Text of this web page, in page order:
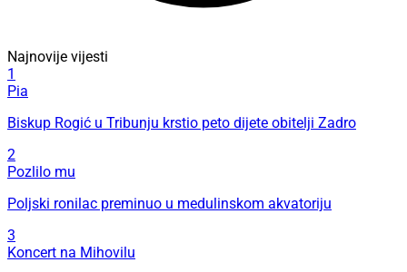
Najnovije vijesti
1
Pia
Biskup Rogić u Tribunju krstio peto dijete obitelji Zadro
2
Pozlilo mu
Poljski ronilac preminuo u medulinskom akvatoriju
3
Koncert na Mihovilu